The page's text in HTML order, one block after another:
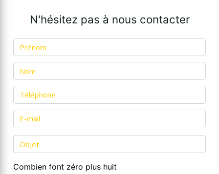
N'hésitez pas à nous contacter
Combien font zéro plus huit